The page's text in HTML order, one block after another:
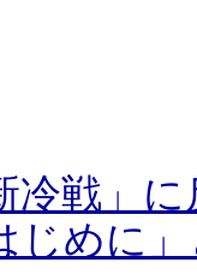
戦」
めに」